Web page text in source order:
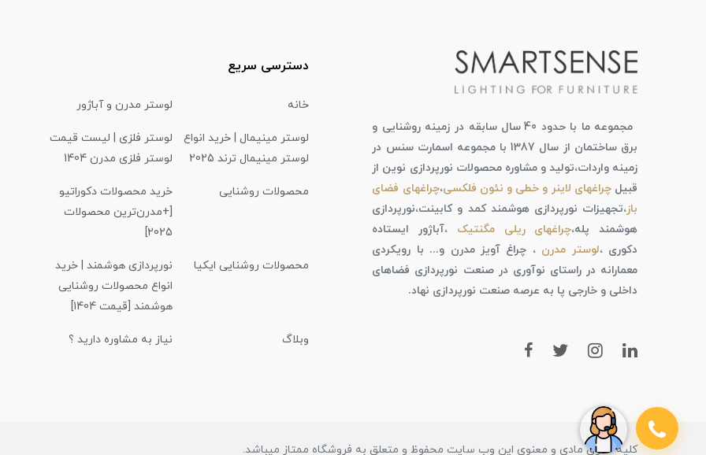
مجموعه ما با حدود 40 سال سابقه در زمینه روشنایی و
برق ساختمان از سال 1387 با مجموعه اسمارت سنس در
زمینه واردات،تولید و مشاوره محصولات نورپردازی نوین از
قبیلچراغهای لاینر و خطی و نئون فلکسی،چراغهای فضای
باز،تجهیزات نورپردازی هوشمند کمد و کابینت،نورپردازی
هوشمند پله،چراغهای ریلی مگنتیک ،آباژور ایستاده
دکوری ،لوستر مدرن ، چراغ آویز مدرن و... با رویکردی
معمارانه در راستای نوآوری در صنعت نورپردازی فضاهای
داخلی و خارجی پا به عرصه صنعت نورپردازی نهاد.
دسترسی سریع
خانه لوستر مدرن و آباژور
لوستر مینیمال | خرید انواع
لوستر مینیمال ترند 2025
لوستر فلزی | لیست قیمت
لوستر فلزی مدرن 1404
محصولات روشنایی
خرید محصولات دکوراتیو
[+مدرن‌ترین محصولات
2025]
محصولات روشنایی ایکیا
نورپردازی هوشمند | خرید
انواع محصولات روشنایی
هوشمند [قیمت 1404]
وبلاگ نیاز به مشاوره دارید ؟
کلیه حقوق مادی و معنوی این وب سایت محفوظ و متعلق به فروشگاه ممتاز میباشد.